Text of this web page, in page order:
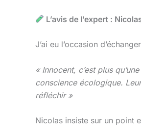
L’avis de l’expert :
J’ai eu l’occasion
« Innocent, c’est plus
conscience écologique.
réfléchir »
Nicolas insiste sur un point